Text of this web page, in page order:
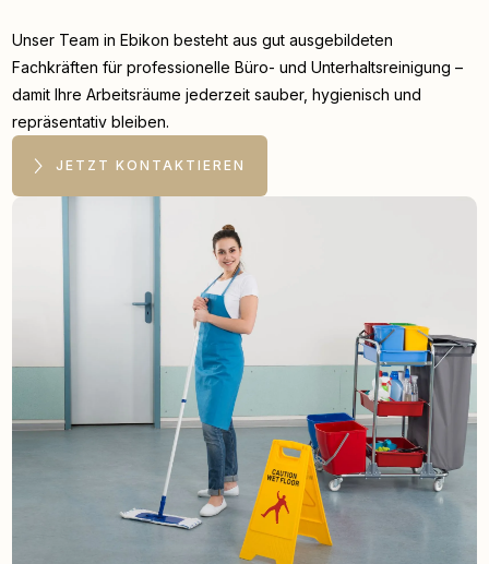
Unser Team in Ebikon besteht aus gut ausgebildeten
Fachkräften für professionelle Büro- und Unterhaltsreinigung –
damit Ihre Arbeitsräume jederzeit sauber, hygienisch und
repräsentativ bleiben.
JETZT KONTAKTIEREN